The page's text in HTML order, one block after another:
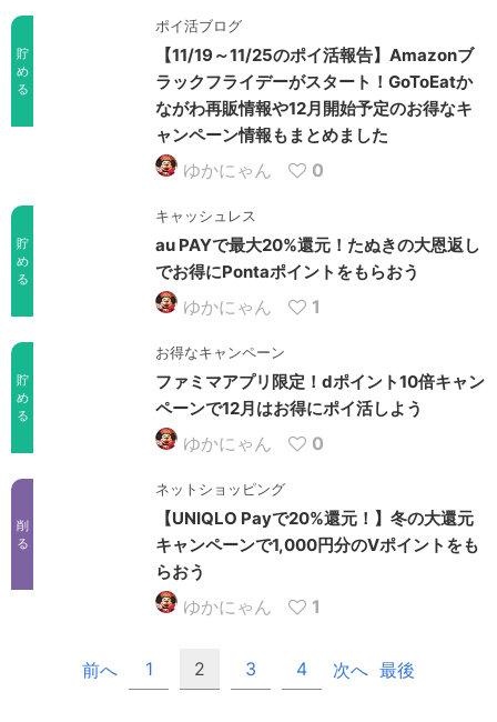
貯
め
る
ポイ活ブログ
【11/19～11/25のポイ活報告】Amazonブ
ラックフライデーがスタート！GoToEatか
ながわ再販情報や12月開始予定のお得なキ
ャンペーン情報もまとめました
ゆかにゃん 0
貯
め
る
キャッシュレス
au PAYで最大20%還元！たぬきの大恩返し
でお得にPontaポイントをもらおう
ゆかにゃん 1
貯
め
る
お得なキャンペーン
ファミマアプリ限定！dポイント10倍キャン
ペーンで12月はお得にポイ活しよう
ゆかにゃん 0
削
る
ネットショッピング
【UNIQLO Payで20%還元！】冬の大還元
キャンペーンで1,000円分のVポイントをも
らおう
ゆかにゃん 1
前へ 1 2 3 4 次へ 最後